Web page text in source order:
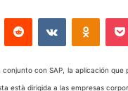
Reddit VKontakte
con SAP, la aplicación
està dirigida a las empresas